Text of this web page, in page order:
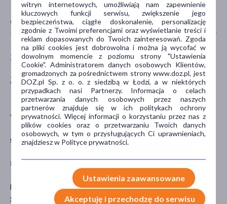
CECHY PRODUKTU
ZALECENIA ŻYWIENIOWE
Z substancją słodzącą
PŁEĆ
Mężczyzna
Kobieta
WIEK
dla dorosłych
TYP PRODUKTU
Suplement diety
POSTAĆ
proszek
saszetki
wzmacniające
witryn internetowych, umożliwiają nam zapewnienie
kluczowych funkcji serwisu, zwiększenie jego
bezpieczeństwa, ciągłe doskonalenie, personalizację
zgodnie z Twoimi preferencjami oraz wyświetlanie treści i
reklam dopasowanych do Twoich zainteresowań. Zgoda
na pliki cookies jest dobrowolna i można ją wycofać w
dowolnym momencie z poziomu strony "Ustawienia
Cookie". Administratorem danych osobowych Klientów,
gromadzonych za pośrednictwem strony www.doz.pl, jest
DOZ.pl Sp. z o. o. z siedzibą w Łodzi, a w niektórych
przypadkach nasi Partnerzy. Informacja o celach
przetwarzania danych osobowych przez naszych
partnerów znajduje się w ich politykach ochrony
prywatności. Więcej informacji o korzystaniu przez nas z
plików cookies oraz o przetwarzaniu Twoich danych
osobowych, w tym o przysługujących Ci uprawnieniach,
znajdziesz w Polityce prywatności.
Ustawienia zaawansowane
Akceptuję i przechodzę do serwisu